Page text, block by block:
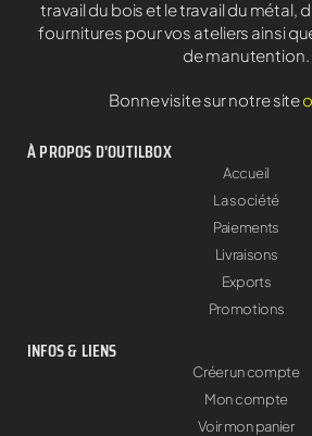
travail du bois et le travail du métal,
fournitures pour vos ateliers ainsi
de manutention.
Bonne visite sur notre site
À PROPOS D'OUTILBOX
Accueil
La société
Paiements
Livraisons
Exports
Promotions
INFOS & LIENS
Créer un compte
Mon compte
Voir mon panier